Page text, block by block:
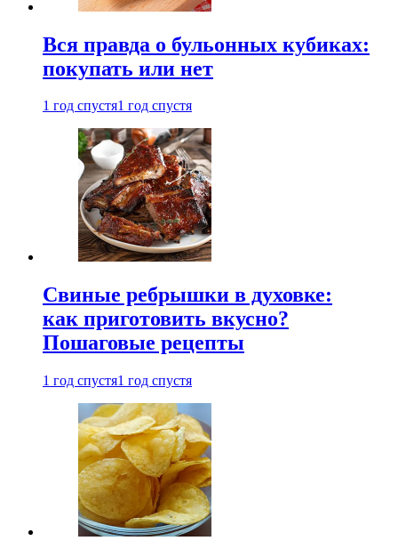
Вся правда о бульонных кубиках:
покупать или нет
1 год спустя1 год спустя
Свиные ребрышки в духовке:
как приготовить вкусно?
Пошаговые рецепты
1 год спустя1 год спустя